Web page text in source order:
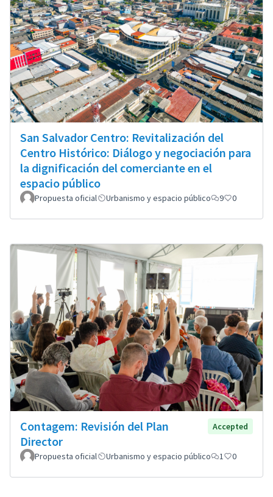
San Salvador Centro: Revitalización del
Centro Histórico: Diálogo y negociación para
la dignificación del comerciante en el
espacio público
Propuesta oficial Urbanismo y espacio público 9 0
Contagem: Revisión del Plan
Director
Accepted
Propuesta oficial Urbanismo y espacio público 1 0